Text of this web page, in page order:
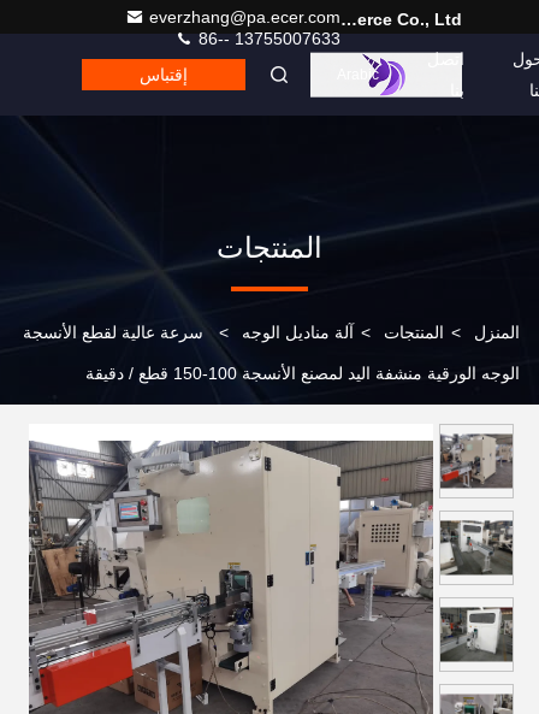
Hefei Purple Horn E-Commerce Co., Ltd.
everzhang@pa.ecer.com
86-- 13755007633
اتصل
بنا
Arabic إقتباس
المنتجات
المنزل > المنتجات > آلة مناديل الوجه > سرعة عالية لقطع الأنسجة
الوجه الورقية منشفة اليد لمصنع الأنسجة 100-150 قطع / دقيقة